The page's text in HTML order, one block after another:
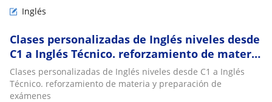
Inglés
Clases personalizadas de Inglés niveles desde
C1 a Inglés Técnico. reforzamiento de materia
y preparación de exámenes
Clases personalizadas de Inglés niveles desde C1 a Inglés
Técnico. reforzamiento de materia y preparación de
exámenes